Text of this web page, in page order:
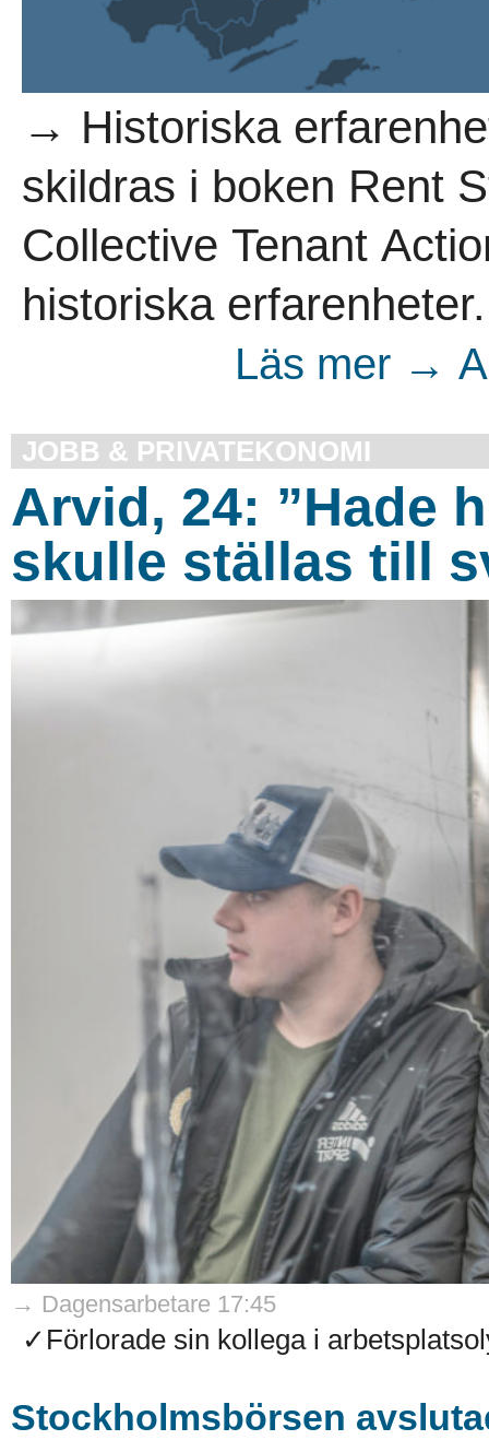
→ Historiska
skildras i boken Rent
Collective Tenant
historiska
Läs mer →
JOBB & PRIVATEKONOMI
Arvid, 24: ”Hade
skulle ställas till
→ Dagensarbetare 17:45
✓Förlorade sin kollega i
Stockholmsbörsen